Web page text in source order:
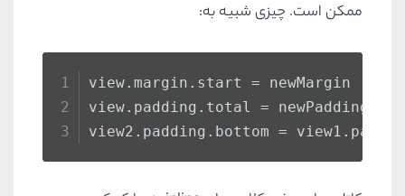
ممکن است. چیزی شبیه به:
view. margin . start
= newMargin
view. padding . total
= newPadding
view2. padding . bottom = view1.